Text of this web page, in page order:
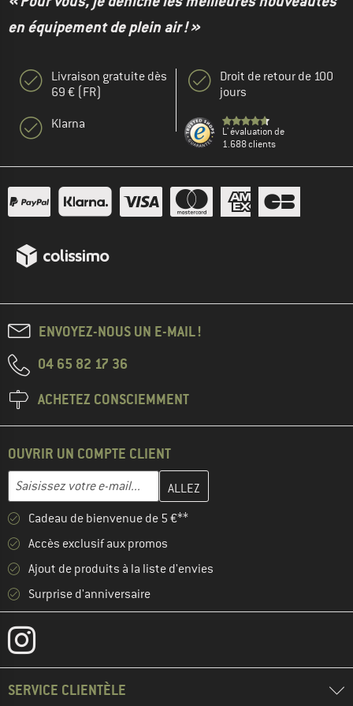
en équipement de plein air ! »
Livraison gratuite dès
69 € (FR)
Klarna
Droit de retour de 100
jours
L' évaluation de
1.688 clients
ENVOYEZ-NOUS UN E-MAIL !
04 65 82 17 36
ACHETEZ CONSCIEMMENT
OUVRIR UN COMPTE CLIENT
Adresse e-mail
Entrez votre adresse e-mail ici et créez votre compte client à la
Cadeau de bienvenue de 5 €**
Accès exclusif aux promos
Ajout de produits à la liste d'envies
Surprise d'anniversaire
SERVICE CLIENTÈLE